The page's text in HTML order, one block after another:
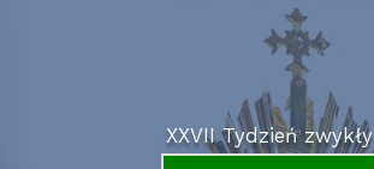
XXVII Tydzień zwykły